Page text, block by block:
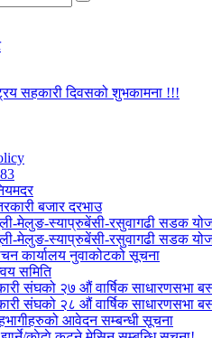
सहकारी दिवसको शुभकामना !!!
बजार दरभाउ
मेलुङ-स्याप्रुबेंसी-रसुवागढी सडक
मेलुङ-स्याप्रुबेंसी-रसुवागढी सडक
कार्यालय नुवाकोटको सूचना
समिति
संघको २७ औं वार्षिक साधारणसभा
संघको २८ औं वार्षिक साधारणसभा
आवेदन सम्बन्धी सूचना